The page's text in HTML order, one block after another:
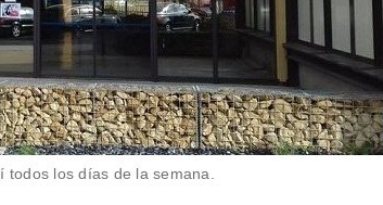
los días de la semana.​